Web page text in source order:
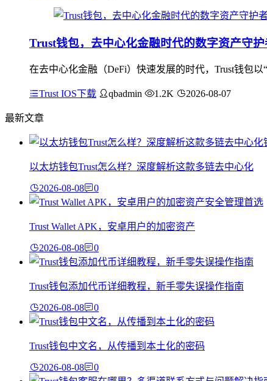
Trust钱包，去中心化金融时代的数字资产守护
在去中心化金融（DeFi）快速发展的时代，Trust钱包
Trust IOS下载 qbadmin 1.2K 2026-08-07
最新文章
以太坊钱包Trust怎么样？深度解析这款多链去中心化
2026-08-08 0
Trust Wallet APK，安卓用户的加密资产
2026-08-08 0
Trust钱包添加代币详细教程，新手零失误操作指南
2026-08-08 0
Trust钱包中文名，从传播到本土化的密码
2026-08-08 0